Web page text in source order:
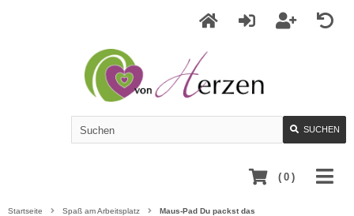
SUCHEN
( 0 )
Startseite Spaß am Arbeitsplatz Maus-Pad Du packst das